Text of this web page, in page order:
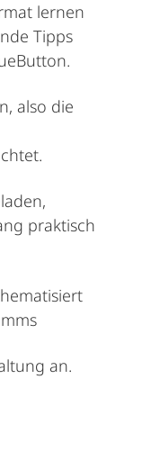
lernen
Tipps
also die
praktisch
an.